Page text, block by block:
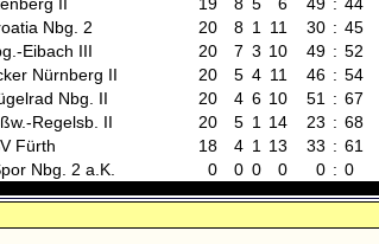
Nbg. 2 20 8 1 11 30 : 45
Eibach III 20 7 3 10 49 : 52
Nürnberg II 20 5 4 11 46 : 54
Nbg. II 20 4 6 10 51 : 67
Regelsb. II 20 5 1 14 23 : 68
Fürth 18 4 1 13 33 : 61
Nbg. 2 a.K. 0 0 0 0 0 : 0